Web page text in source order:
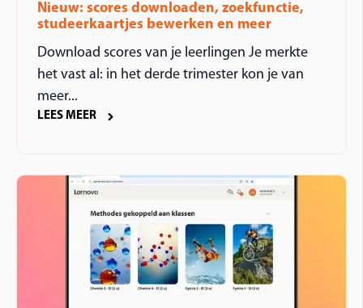
Nieuw: scores downloaden, zoekfunctie,
studeerkaartjes bewerken en meer
Download scores van je leerlingen Je merkte
het vast al: in het derde trimester kon je van
meer...
LEES MEER